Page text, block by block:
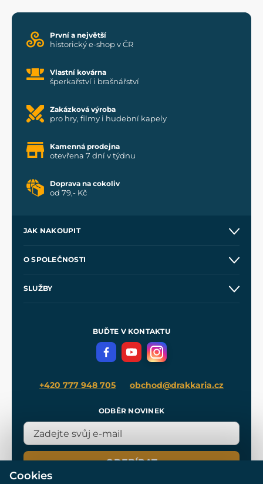
První a největší
historický e-shop v ČR
Vlastní kovárna
šperkařství i brašnářství
Zakázková výroba
pro hry, filmy i hudební kapely
Kamenná prodejna
otevřena 7 dní v týdnu
Doprava na cokoliv
od 79,- Kč
JAK NAKOUPIT
Velkoobchod
O SPOLEČNOSTI
SLUŽBY
Meče pro Kingdom Come
BUĎTE V KONTAKTU
+420 777 948 705 obchod@drakkaria.cz
ODBĚR NOVINEK
ODEBÍRAT
Cookies